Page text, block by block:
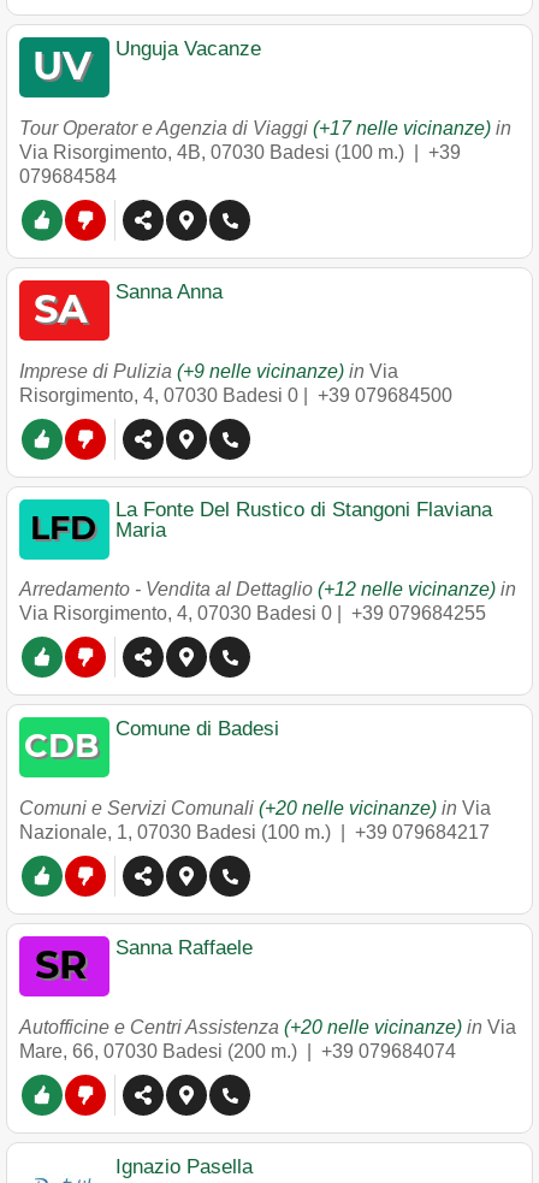
Unguja Vacanze
Tour Operator e Agenzia di Viaggi (+17 nelle vicinanze) in
Via Risorgimento, 4B, 07030 Badesi (100 m.) | +39
079684584
Sanna Anna
Imprese di Pulizia (+9 nelle vicinanze) in Via
Risorgimento, 4, 07030 Badesi 0 | +39 079684500
La Fonte Del Rustico di Stangoni Flaviana
Maria
Arredamento - Vendita al Dettaglio (+12 nelle vicinanze) in
Via Risorgimento, 4, 07030 Badesi 0 | +39 079684255
Comune di Badesi
Comuni e Servizi Comunali (+20 nelle vicinanze) in Via
Nazionale, 1, 07030 Badesi (100 m.) | +39 079684217
Sanna Raffaele
Autofficine e Centri Assistenza (+20 nelle vicinanze) in Via
Mare, 66, 07030 Badesi (200 m.) | +39 079684074
Ignazio Pasella